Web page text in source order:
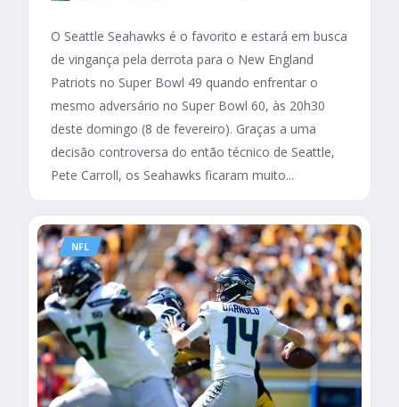
O Seattle Seahawks é o favorito e estará em busca
de vingança pela derrota para o New England
Patriots no Super Bowl 49 quando enfrentar o
mesmo adversário no Super Bowl 60, às 20h30
deste domingo (8 de fevereiro). Graças a uma
decisão controversa do então técnico de Seattle,
Pete Carroll, os Seahawks ficaram muito...
NFL